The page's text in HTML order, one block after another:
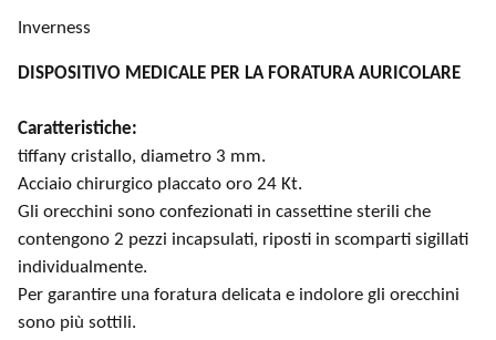
Inverness
DISPOSITIVO MEDICALE PER LA FORATURA AURICOLARE
Caratteristiche:
tiffany cristallo, diametro 3 mm.
Acciaio chirurgico placcato oro 24 Kt.
Gli orecchini sono confezionati in cassettine sterili che
contengono 2 pezzi incapsulati, riposti in scomparti sigillati
individualmente.
Per garantire una foratura delicata e indolore gli orecchini
sono più sottili.